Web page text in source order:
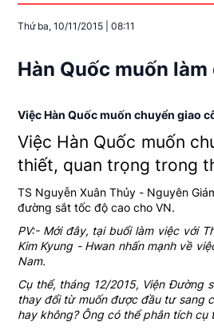
Điều lệ
Liên hệ
Thứ ba, 10/11/2015 08:11
Hàn Quốc muốn
Việc Hàn Quốc muốn chuyển giao
Việc Hàn Quốc muốn
thiết, quan trọng trong
TS Nguyễn Xuân Thủy - Nguyên
đường sắt tốc độ cao cho VN.
PV:- Mới đây, tại buổi làm việc với
Kim Kyung - Hwan nhấn mạnh về
Nam.
Cụ thể, tháng 12/2015, Viện Đường
thay đổi từ muốn được đầu tư sang
hay không? Ông có thể phân tích cụ